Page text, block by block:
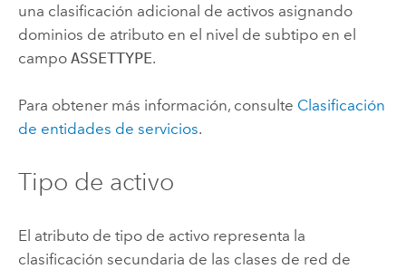
una clasificación adicional de activos asignando
dominios de atributo en el nivel de subtipo en el
campo ASSETTYPE.
Para obtener más información, consulte Clasificación
de entidades de servicios.
Tipo de activo
El atributo de tipo de activo representa la
clasificación secundaria de las clases de red de